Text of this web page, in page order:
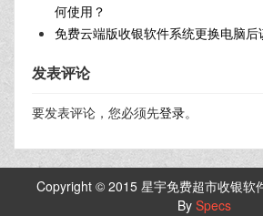
何使用？
免费云端版收银软件系统更换电脑后
发表评论
要发表评论，您必须先登录。
Copyright © 2015 星宇免费超市收银软
By Specs